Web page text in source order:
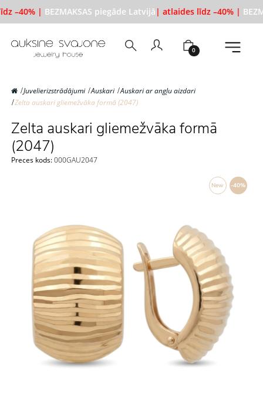
–40% | BEZMAKSAS piegāde Latvijā| atlaides līdz –40% |
0
Juvelierizstrādājumi Auskari
Auskari ar angļu aizdari
Zelta auskari gliemežvāka formā (2047)
Zelta auskari gliemežvāka formā
(2047)
Preces kods:000GAU2047
-40%
New